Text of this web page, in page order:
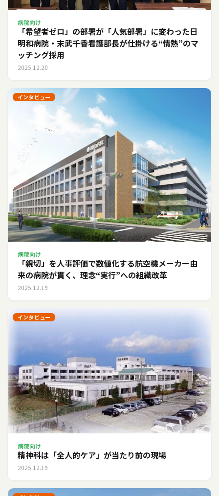
病院向け
「希望者ゼロ」の部署が「人気部署」に変わった日――
明和病院・末武千香看護部長が仕掛ける“情熱”のマ
ッチング採用
2025.12.20
インタビュー
病院向け
「親切」を人事評価で数値化する――航空機メーカー由
来の病院が貫く、理念“実行”への組織改革
2025.12.19
インタビュー
病院向け
精神科は「全人的ケア」が当たり前の現場
2025.12.19